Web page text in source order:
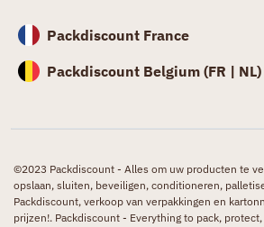
Packdiscount France
Packdiscount Belgium (FR | NL)
©2023 Packdiscount - Alles om uw producten te
opslaan, sluiten, beveiligen, conditioneren,
Packdiscount, verkoop van verpakkingen en
prijzen!. Packdiscount - Everything to pack,